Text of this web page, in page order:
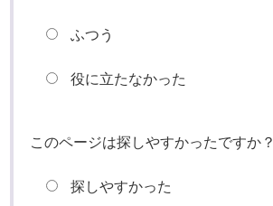
ふつう
役に立たなかった
このページは探しやすかったですか？
探しやすかった